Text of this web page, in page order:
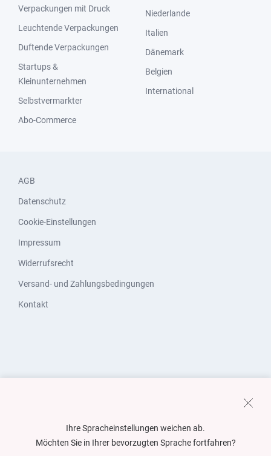
Verpackungen mit Druck
Leuchtende Verpackungen
Duftende Verpackungen
Startups &
Kleinunternehmen
Selbstvermarkter
Abo-Commerce
Niederlande
Italien
Dänemark
Belgien
International
AGB
Datenschutz
Cookie-Einstellungen
Impressum
Widerrufsrecht
Versand- und Zahlungsbedingungen
Kontakt
Ihre Spracheinstellungen weichen ab.
Möchten Sie in Ihrer bevorzugten Sprache fortfahren?